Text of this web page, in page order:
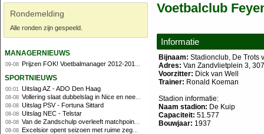
Rondemelding
Alle ronden zijn gespeeld.
managernieuws
09-08 Prijzen FOK! Voetbalmanager 2012-2013 al bekend.
sportnieuws
00:01 Uitslag AZ - ADO Den Haag
08-08 Vollering slaat dubbelslag in Nice en neemt geel over
08-08 Uitslag PSV - Fortuna Sittard
08-08 Uitslag NEC - Telstar
08-08 Van de Zandschulp overleeft matchpoints, ook Griekspoor verder in Montreal
08-08 Excelsior opent seizoen met ruime zege op promovendus Cambuur
Voetbalclub
Informatie
Bijnaam: Stadionclub, De Trots
Adres: Van Zandvlietplein 3,
Voorzitter: Dick van Well
Trainer: Ronald Koeman
Stadion informatie:
Naam stadion: De Kuip
Capaciteit: 51.577
Bouwjaar: 1937